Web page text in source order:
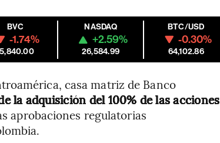
BVC
-1.74%
NASDAQ
+2.59%
26,584.99
BTC/USD
-0.30%
64,102.86
casa matriz de Banco
la adquisición del 100% de las acciones
aprobaciones regulatorias